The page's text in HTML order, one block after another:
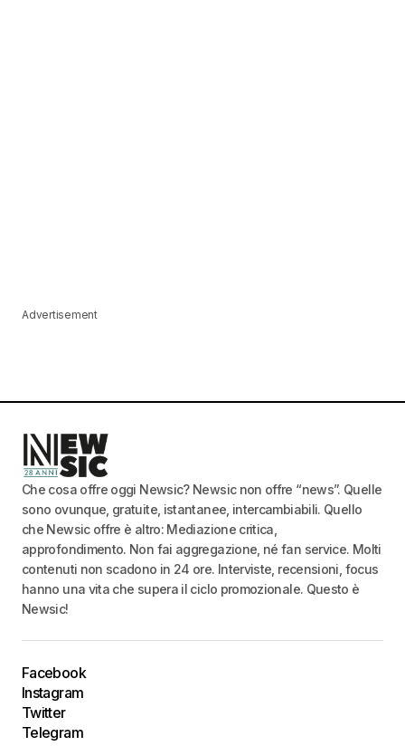
Advertisement
Che cosa offre oggi Newsic? Newsic non offre “news”. Quelle
sono ovunque, gratuite, istantanee, intercambiabili. Quello
che Newsic offre è altro: Mediazione critica,
approfondimento. Non fai aggregazione, né fan service. Molti
contenuti non scadono in 24 ore. Interviste, recensioni, focus
hanno una vita che supera il ciclo promozionale. Questo è
Newsic!
Facebook
Instagram
Twitter
Telegram